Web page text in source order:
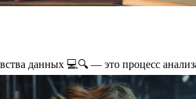
данных 💻🔍 — это процесс